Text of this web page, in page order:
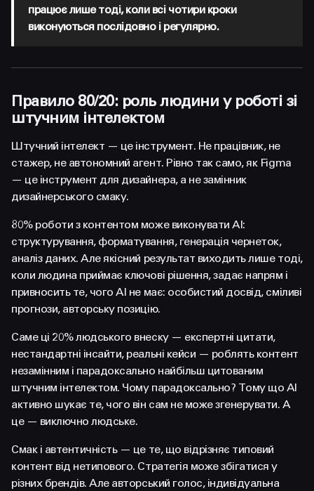
працює лише тоді, коли всі чотири кроки
виконуються послідовно і регулярно.
Правило 80/20: роль людини у роботі зі
штучним інтелектом
Штучний інтелект — це інструмент. Не працівник, не
стажер, не автономний агент. Рівно так само, як Figma
— це інструмент для дизайнера, а не замінник
дизайнерського смаку.
80% роботи з контентом може виконувати AI:
структурування, форматування, генерація чернеток,
аналіз даних. Але якісний результат виходить лише тоді,
коли людина приймає ключові рішення, задає напрям і
привносить те, чого AI не має: особистий досвід, сміливі
прогнози, авторську позицію.
Саме ці 20% людського внеску — експертні цитати,
нестандартні інсайти, реальні кейси — роблять контент
незамінним і парадоксально найбільш цитованим
штучним інтелектом. Чому парадоксально? Тому що AI
активно шукає те, чого він сам не може згенерувати. А
це — виключно людське.
Смак і автентичність — це те, що відрізняє типовий
контент від нетипового. Стратегія може збігатися у
різних брендів. Але авторський голос, індивідуальна